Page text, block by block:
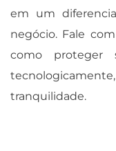
em um
negócio. Fale
como proteger
tranquilidade.